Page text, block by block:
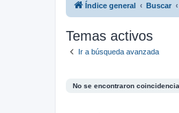
Índice general Buscar
Temas activos
Ir a búsqueda avanzada
No se encontraron